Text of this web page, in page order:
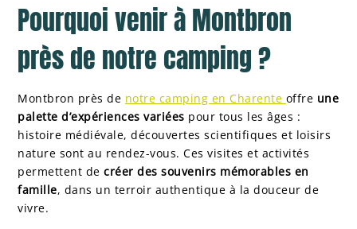
Pourquoi venir à Montbron
près de notre camping ?
Montbron près de notre camping en Charente offre une
palette d’expériences variées pour tous les âges :
histoire médiévale, découvertes scientifiques et loisirs
nature sont au rendez-vous. Ces visites et activités
permettent decréer des souvenirs mémorables en
famille, dans un terroir authentique à la douceur de
vivre.